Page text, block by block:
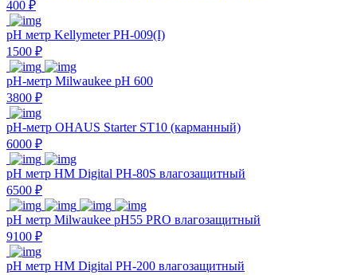
400 ₽
pH метр Kellymeter PH-009(I)
1500 ₽
pH-метр Milwaukee pH 600
3800 ₽
pH-метр OHAUS Starter ST10 (карманный)
6000 ₽
pH метр HM Digital PH-80S влагозащитный
6500 ₽
pH метр Milwaukee pH55 PRO влагозащитный
9100 ₽
pH метр HM Digital PH-200 влагозащитный